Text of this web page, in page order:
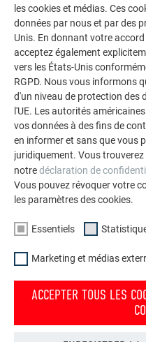
Largeur
Détails
les cookies et médias. Ces
données par nous et par des
Unis. En donnant votre
acceptez également
vers les États-Unis
RGPD. Nous vous informons
d'un niveau de protection des
l'UE. Les autorités
vos données à des fins de
en informer et sans que vous
juridiquement. Vous
notredéclaration de
Vous pouvez révoquer votre
les paramètres des cookies.
Essentiels
Marketing et médias
ACCEPTER TOUS LES